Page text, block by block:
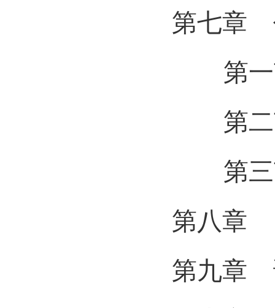
第七章
第一节
第二节
第三节
第八章 民
第九章 诉